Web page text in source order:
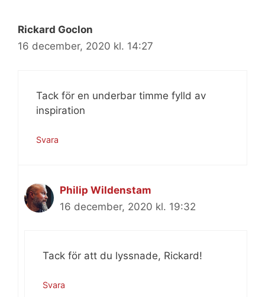
Rickard Goclon
16 december, 2020 kl. 14:27
Tack för en underbar timme fylld av
inspiration
Svara
Philip Wildenstam
16 december, 2020 kl. 19:32
Tack för att du lyssnade, Rickard!
Svara